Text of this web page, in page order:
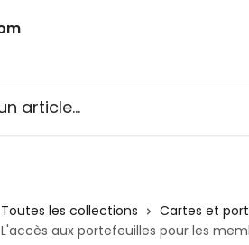
Toutes les collections Cartes et
L'accès aux portefeuilles pour les